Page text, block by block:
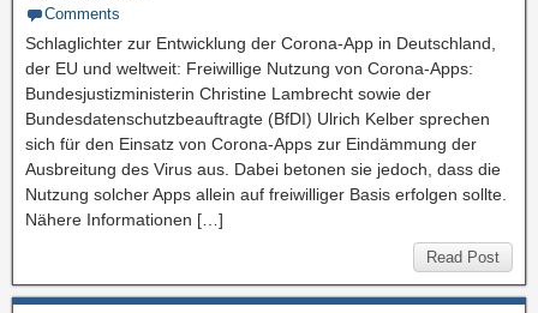
Comments
Schlaglichter zur Entwicklung der Corona-App in Deutschland,
der EU und weltweit: Freiwillige Nutzung von Corona-Apps:
Bundesjustizministerin Christine Lambrecht sowie der
Bundesdatenschutzbeauftragte (BfDI) Ulrich Kelber sprechen
sich für den Einsatz von Corona-Apps zur Eindämmung der
Ausbreitung des Virus aus. Dabei betonen sie jedoch, dass die
Nutzung solcher Apps allein auf freiwilliger Basis erfolgen sollte.
Nähere Informationen […]
Read Post